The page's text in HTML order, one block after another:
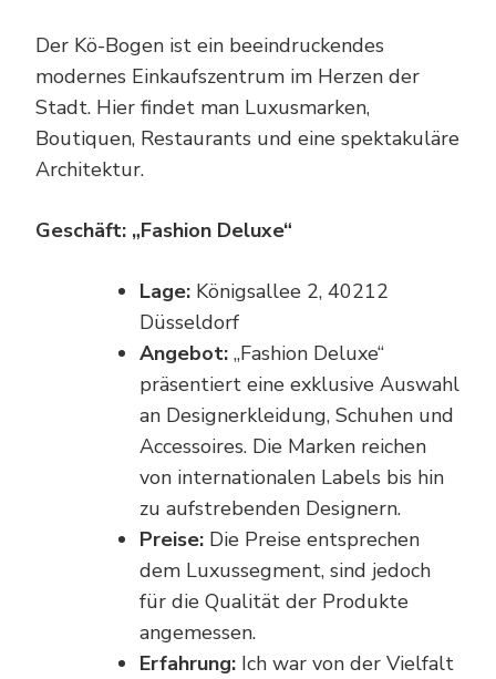
Der Kö-Bogen ist ein beeindruckendes
modernes Einkaufszentrum im Herzen der
Stadt. Hier findet man Luxusmarken,
Boutiquen, Restaurants und eine spektakuläre
Architektur.
Geschäft: „Fashion Deluxe“
Lage: Königsallee 2, 40212
Düsseldorf
Angebot: „Fashion Deluxe“
präsentiert eine exklusive Auswahl
an Designerkleidung, Schuhen und
Accessoires. Die Marken reichen
von internationalen Labels bis hin
zu aufstrebenden Designern.
Preise: Die Preise entsprechen
dem Luxussegment, sind jedoch
für die Qualität der Produkte
angemessen.
Erfahrung: Ich war von der Vielfalt